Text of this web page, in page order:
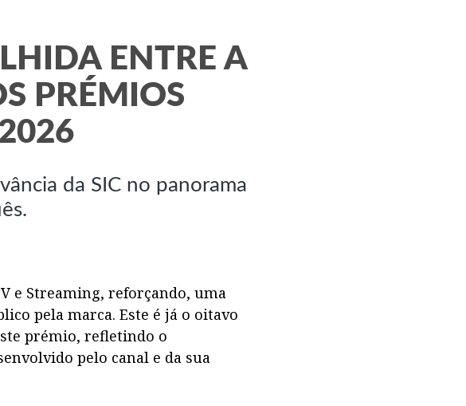
ENTRE A
PRÉMIOS
da SIC no panorama
e Streaming, reforçando, uma
pela marca. Este é já o oitavo
prémio, refletindo o
pelo canal e da sua